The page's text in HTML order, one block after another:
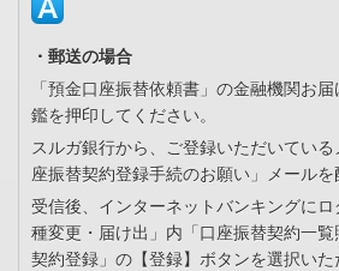
・郵送の場合
「預金口座振替依頼書」の金融機関お
鑑を押印してください。
スルガ銀行から、ご登録いただいてい
座振替契約登録手続のお願い」メールを
受信後、インターネットバンキングに
種変更・届け出」内「口座振替契約一
契約登録」の【登録】ボタンを選択いた